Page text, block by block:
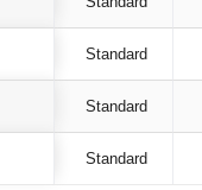
Standard
Standard
Standard